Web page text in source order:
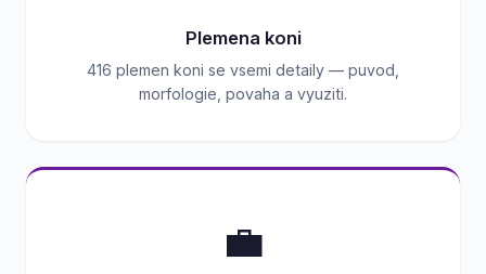
Plemena koni
416 plemen koni se vsemi detaily — puvod,
morfologie, povaha a vyuziti.
💼